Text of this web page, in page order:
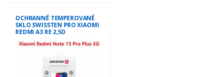
OCHRANNÉ TEMPEROVANÉ
SKLO SWISSTEN PRO XIAOMI
REDMI A3 RE 2,5D